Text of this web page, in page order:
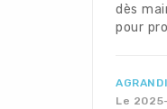
dès
pour
Le